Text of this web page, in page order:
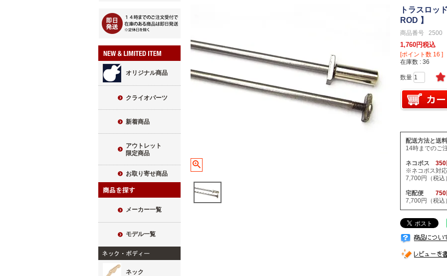
オリジナル商品
クライオパーツ
新着商品
アウトレット
限定商品
お取り寄せ商品
メーカー一覧
モデル一覧
ネック
トラスロ
ROD 】
商品番号 2500
1,760 税込
[ポイント数 16 ]
在庫数
36
配送方法と送料
14時までのご
ネコポス 350
※ネコポス対
7,700円（税込
宅配便 750
7,700円（税